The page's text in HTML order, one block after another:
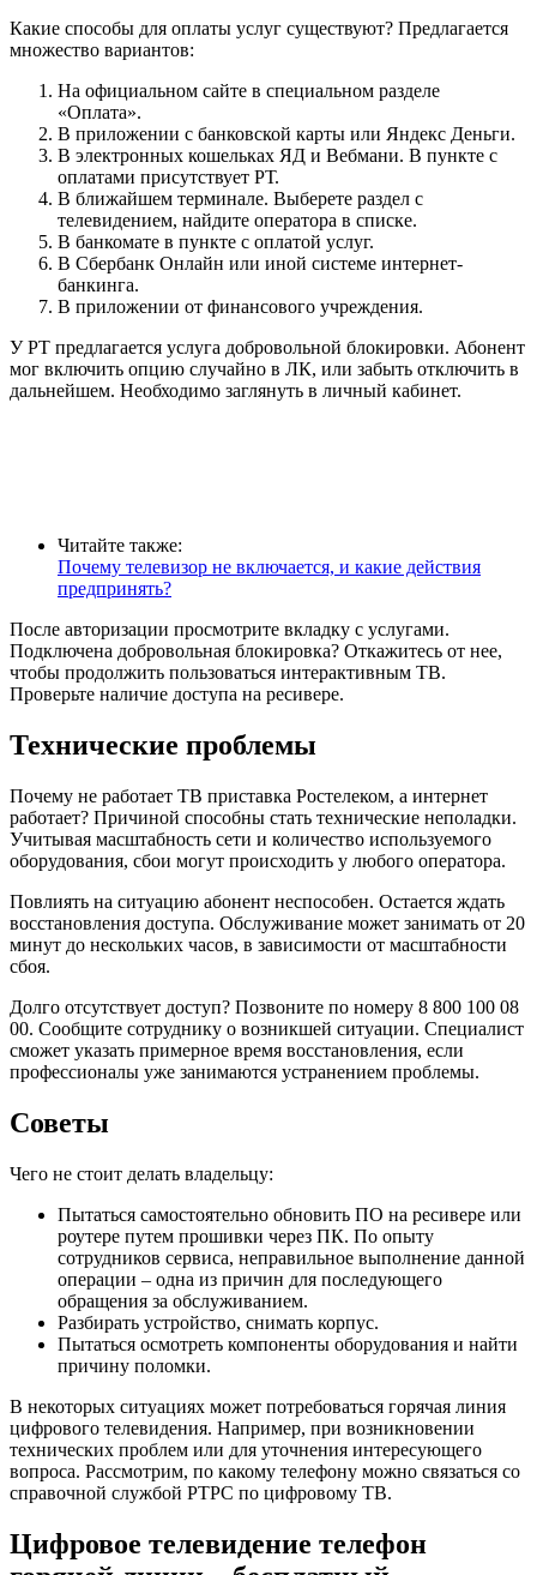
Какие способы для оплаты услуг существуют? Предлагается
множество вариантов:
На официальном сайте в специальном разделе
«Оплата».
В приложении с банковской карты или Яндекс Деньги.
В электронных кошельках ЯД и Вебмани. В пункте с
оплатами присутствует РТ.
В ближайшем терминале. Выберете раздел с
телевидением, найдите оператора в списке.
В банкомате в пункте с оплатой услуг.
В Сбербанк Онлайн или иной системе интернет-
банкинга.
В приложении от финансового учреждения.
У РТ предлагается услуга добровольной блокировки. Абонент
мог включить опцию случайно в ЛК, или забыть отключить в
дальнейшем. Необходимо заглянуть в личный кабинет.
Читайте также:
Почему телевизор не включается, и какие действия
предпринять?
После авторизации просмотрите вкладку с услугами.
Подключена добровольная блокировка? Откажитесь от нее,
чтобы продолжить пользоваться интерактивным ТВ.
Проверьте наличие доступа на ресивере.
Технические проблемы
Почему не работает ТВ приставка Ростелеком, а интернет
работает? Причиной способны стать технические неполадки.
Учитывая масштабность сети и количество используемого
оборудования, сбои могут происходить у любого оператора.
Повлиять на ситуацию абонент неспособен. Остается ждать
восстановления доступа. Обслуживание может занимать от 20
минут до нескольких часов, в зависимости от масштабности
сбоя.
Долго отсутствует доступ? Позвоните по номеру 8 800 100 08
00. Сообщите сотруднику о возникшей ситуации. Специалист
сможет указать примерное время восстановления, если
профессионалы уже занимаются устранением проблемы.
Советы
Чего не стоит делать владельцу:
Пытаться самостоятельно обновить ПО на ресивере или
роутере путем прошивки через ПК. По опыту
сотрудников сервиса, неправильное выполнение данной
операции – одна из причин для последующего
обращения за обслуживанием.
Разбирать устройство, снимать корпус.
Пытаться осмотреть компоненты оборудования и найти
причину поломки.
В некоторых ситуациях может потребоваться горячая линия
цифрового телевидения. Например, при возникновении
технических проблем или для уточнения интересующего
вопроса. Рассмотрим, по какому телефону можно связаться со
справочной службой РТРС по цифровому ТВ.
Цифровое телевидение телефон